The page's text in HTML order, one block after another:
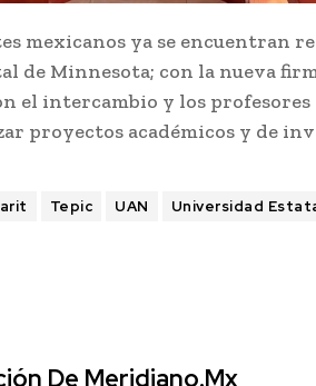
mexicanos ya se encuentran
de Minnesota; con la nueva
el intercambio y los profesores
proyectos académicos y de
Tepic UAN Universidad
De Meridiano.mx